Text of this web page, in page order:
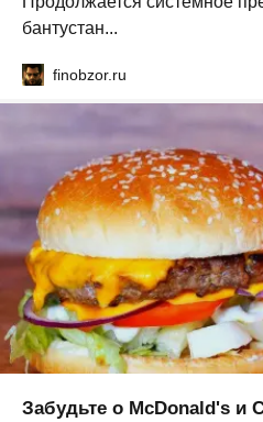
бантустан...
finobzor.ru
Забудьте о McDonald's и